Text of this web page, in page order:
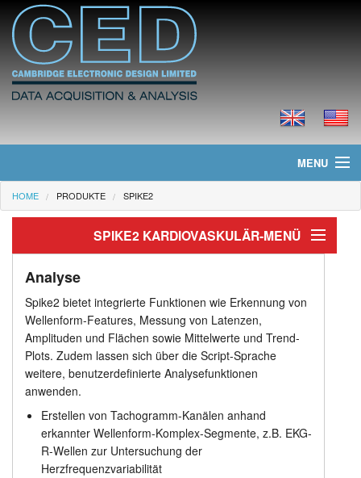
MENU
Home
Produkte
Preisliste
Downloads
Kundendienst
Händler
HOME PRODUKTE SPIKE2
SPIKE2 KARDIOVASKULÄR-MENÜ
Erfassen und Stimulieren
Analyse
Analyse
Spike2 bietet integrierte Funktionen wie Erkennung von
Wellenform-Features, Messung von Latenzen,
Amplituden und Flächen sowie Mittelwerte und Trend-
Plots. Zudem lassen sich über die Script-Sprache
weitere, benutzerdefinierte Analysefunktionen
anwenden.
Erstellen von Tachogramm-Kanälen anhand
erkannter Wellenform-Komplex-Segmente, z.B. EKG-
R-Wellen zur Untersuchung der
Herzfrequenzvariabilität